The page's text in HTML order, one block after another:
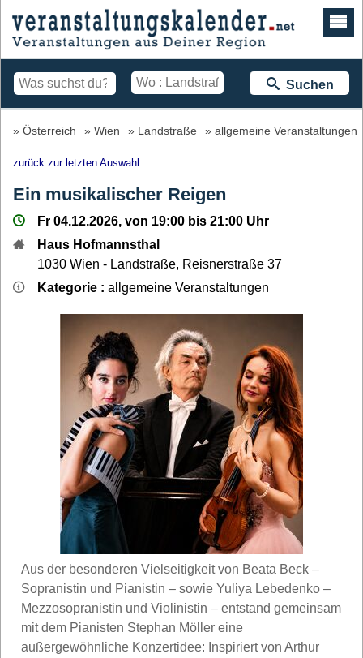
Suchen
Österreich Wien Landstraße allgemeine Veranstaltungen
zurück zur letzten Auswahl
Ein musikalischer Reigen
Fr 04.12.2026, von 19:00 bis 21:00 Uhr
Haus Hofmannsthal
1030 Wien - Landstraße, Reisnerstraße 37
Kategorie : allgemeine Veranstaltungen
Aus der besonderen Vielseitigkeit von Beata Beck –
Sopranistin und Pianistin – sowie Yuliya Lebedenko –
Mezzosopranistin und Violinistin – entstand gemeinsam
mit dem Pianisten Stephan Möller eine
außergewöhnliche Konzertidee: Inspiriert von Arthur